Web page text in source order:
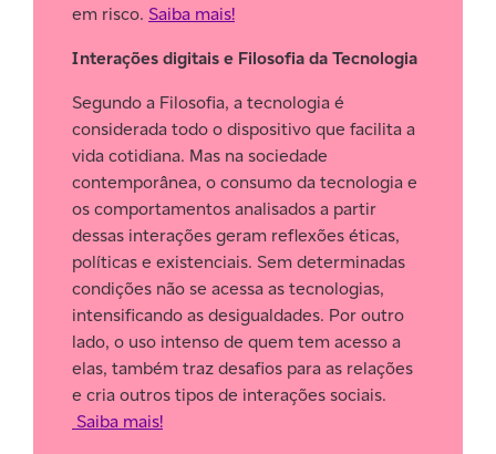
em risco. Saiba mais!
Interações digitais e Filosofia da Tecnologia
Segundo a Filosofia, a tecnologia é
considerada todo o dispositivo que facilita a
vida cotidiana. Mas na sociedade
contemporânea, o consumo da tecnologia e
os comportamentos analisados a partir
dessas interações geram reflexões éticas,
políticas e existenciais. Sem determinadas
condições não se acessa as tecnologias,
intensificando as desigualdades. Por outro
lado, o uso intenso de quem tem acesso a
elas, também traz desafios para as relações
e cria outros tipos de interações sociais.
Saiba mais!